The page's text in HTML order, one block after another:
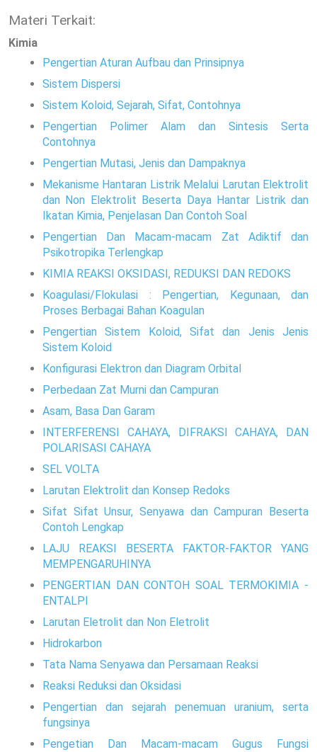
Materi Terkait:
Kimia
Pengertian Aturan Aufbau dan Prinsipnya
Sistem Dispersi
Sistem Koloid, Sejarah, Sifat, Contohnya
Pengertian Polimer Alam dan Sintesis Serta
Contohnya
Pengertian Mutasi, Jenis dan Dampaknya
Mekanisme Hantaran Listrik Melalui Larutan Elektrolit
dan Non Elektrolit Beserta Daya Hantar Listrik dan
Ikatan Kimia, Penjelasan Dan Contoh Soal
Pengertian Dan Macam-macam Zat Adiktif dan
Psikotropika Terlengkap
KIMIA REAKSI OKSIDASI, REDUKSI DAN REDOKS
Koagulasi/Flokulasi : Pengertian, Kegunaan, dan
Proses Berbagai Bahan Koagulan
Pengertian Sistem Koloid, Sifat dan Jenis Jenis
Sistem Koloid
Konfigurasi Elektron dan Diagram Orbital
Perbedaan Zat Murni dan Campuran
Asam, Basa Dan Garam
INTERFERENSI CAHAYA, DIFRAKSI CAHAYA, DAN
POLARISASI CAHAYA
SEL VOLTA
Larutan Elektrolit dan Konsep Redoks
Sifat Sifat Unsur, Senyawa dan Campuran Beserta
Contoh Lengkap
LAJU REAKSI BESERTA FAKTOR-FAKTOR YANG
MEMPENGARUHINYA
PENGERTIAN DAN CONTOH SOAL TERMOKIMIA -
ENTALPI
Larutan Eletrolit dan Non Eletrolit
Hidrokarbon
Tata Nama Senyawa dan Persamaan Reaksi
Reaksi Reduksi dan Oksidasi
Pengertian dan sejarah penemuan uranium, serta
fungsinya
Pengetian Dan Macam-macam Gugus Fungsi